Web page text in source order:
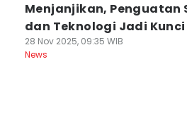
Menjanjikan, Penguatan
dan Teknologi Jadi Kunci
28 Nov 2025, 09:35 WIB
News